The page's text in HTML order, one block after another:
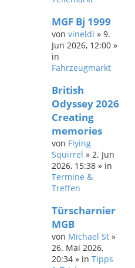
MGF Bj 1999
von vineldi » 9.
Jun 2026, 12:00 »
in
Fahrzeugmarkt
British
Odyssey 2026
Creating
memories
von Flying
Squirrel » 2. Jun
2026, 15:38 » in
Termine &
Treffen
Türscharnier
MGB
von Michael St »
26. Mai 2026,
20:34 » in Tipps